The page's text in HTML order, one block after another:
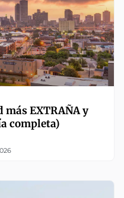
más EXTRAÑA y
completa)